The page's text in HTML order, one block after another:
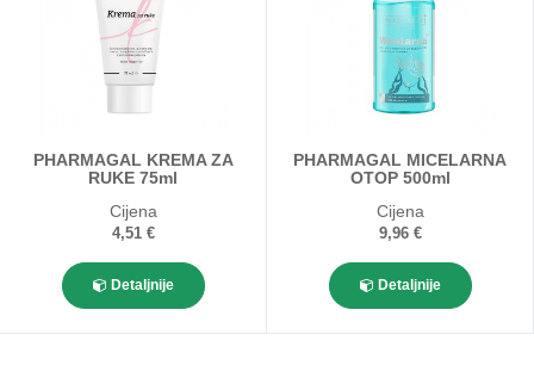
PHARMAGAL KREMA ZA
RUKE 75ml
Cijena
4,51 €
Detaljnije
PHARMAGAL MICELARNA
OTOP 500ml
Cijena
9,96 €
Detaljnije